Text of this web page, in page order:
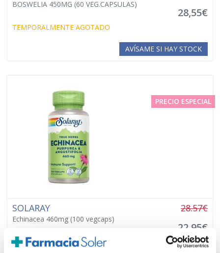
BOSWELIA 450MG (60 VEG.CAPSULAS)
28,55€
TEMPORALMENTE AGOTADO
AVÍSAME SI HAY STOCK
PRECIO ESPECIAL
SOLARAY
Echinacea 460mg (100 vegcaps)
28.57€
22,95€
TEMPORALMENTE AGOTADO